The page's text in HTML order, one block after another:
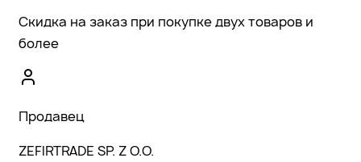
Скидка на заказ при покупке двух товаров и
более
Продавец
ZEFIRTRADE SP. Z O.O.